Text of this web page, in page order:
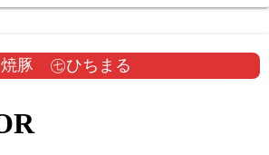
焼豚 ㊆ひちまる